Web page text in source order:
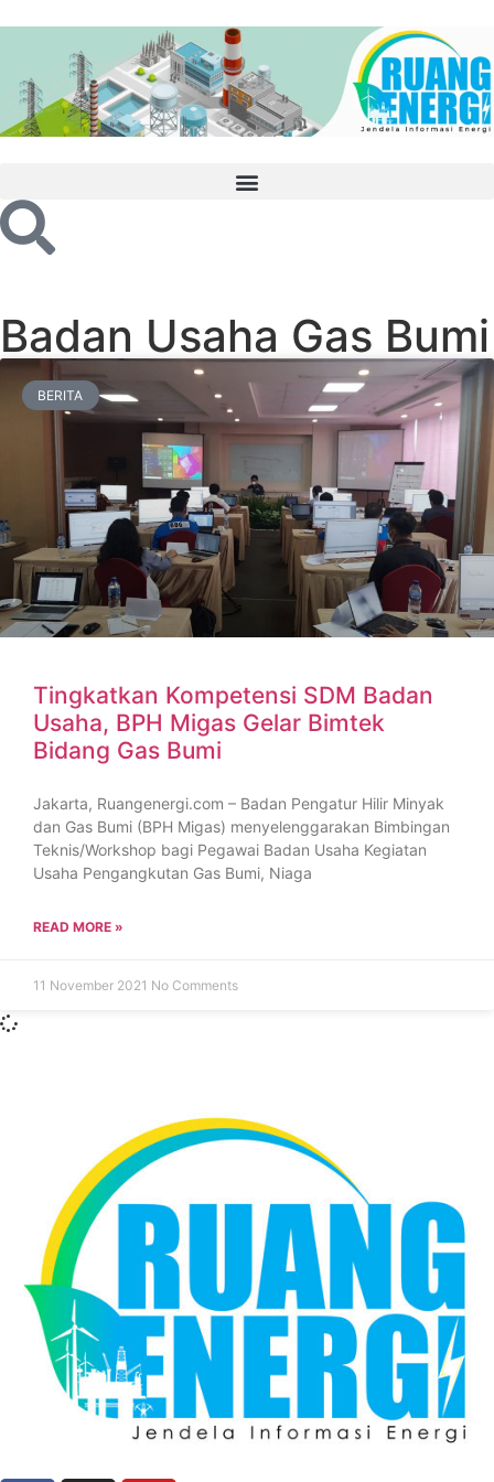
Badan Usaha Gas Bumi
BERITA
Tingkatkan Kompetensi SDM Badan
Usaha, BPH Migas Gelar Bimtek
Bidang Gas Bumi
Jakarta, Ruangenergi.com – Badan Pengatur Hilir Minyak
dan Gas Bumi (BPH Migas) menyelenggarakan Bimbingan
Teknis/Workshop bagi Pegawai Badan Usaha Kegiatan
Usaha Pengangkutan Gas Bumi, Niaga
READ MORE »
11 November 2021 No Comments